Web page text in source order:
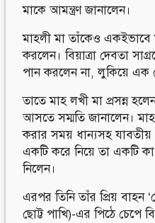
মাকে আমন্ত্রণ জানালেন।
মাহলী মা তাঁকেও
করলেন। বিয়াত্রা দেবতা
পান করলেন না, লুকিয়ে এক
তাতে মাহ লখী মা প্রসন্ন
আসতে সম্মতি জানালেন। মাহ
করার সময় ধান্যসহ যাবতীয়
একটি করে নিয়ে তা একটি
নিলেন।
এরপর তিনি তাঁর প্রিয় বাহন
ছোট্ট পাখি)-এর পিঠে চেপে